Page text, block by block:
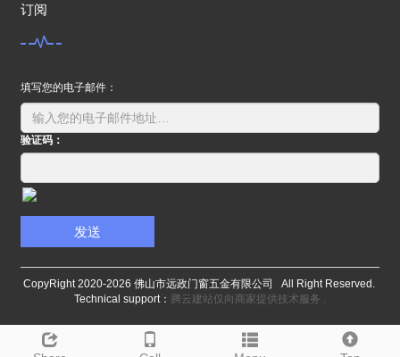
订阅
填写您的电子邮件：
验证码：
发送
CopyRight 2020-2026 佛山市远政门窗五金有限公司 All Right Reserved.
Technical support：
腾云建站仅向商家提供技术服务